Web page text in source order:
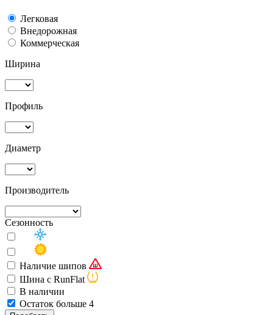
Легковая
Внедорожная
Коммерческая
Ширина
Профиль
Диаметр
Производитель
Сезонность
Наличие шипов
Шина с RunFlat
В наличии
Остаток больше 4